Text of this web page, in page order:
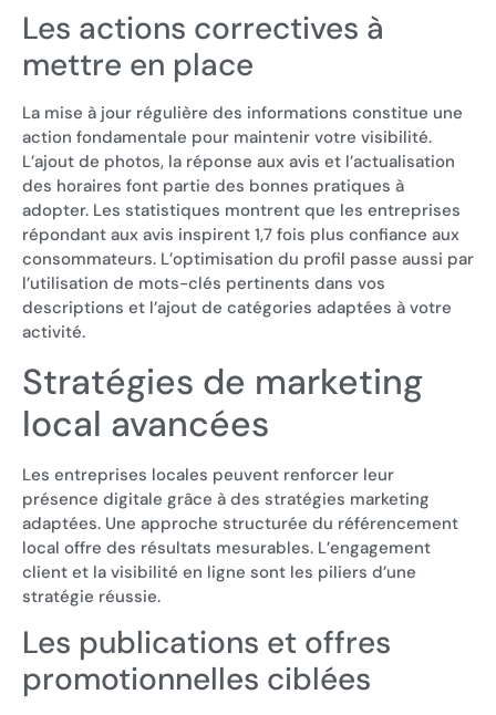
Les actions correctives à
mettre en place
La mise à jour régulière des informations constitue une
action fondamentale pour maintenir votre visibilité.
L’ajout de photos, la réponse aux avis et l’actualisation
des horaires font partie des bonnes pratiques à
adopter. Les statistiques montrent que les entreprises
répondant aux avis inspirent 1,7 fois plus confiance aux
consommateurs. L’optimisation du profil passe aussi par
l’utilisation de mots-clés pertinents dans vos
descriptions et l’ajout de catégories adaptées à votre
activité.
Stratégies de marketing
local avancées
Les entreprises locales peuvent renforcer leur
présence digitale grâce à des stratégies marketing
adaptées. Une approche structurée du référencement
local offre des résultats mesurables. L’engagement
client et la visibilité en ligne sont les piliers d’une
stratégie réussie.
Les publications et offres
promotionnelles ciblées